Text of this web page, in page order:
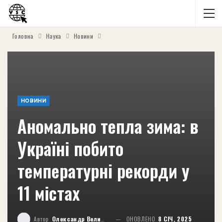
Головна Наука Новини
НОВИНИ
Аномально тепла зима: в
Україні побито
температурні рекорди у
11 містах
Автор Олександр Великий ОНОВЛЕНО 8 СІЧ, 2025